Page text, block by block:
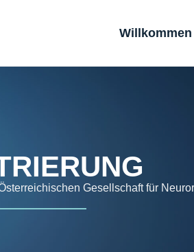
Willkommen
Gesellschaft für